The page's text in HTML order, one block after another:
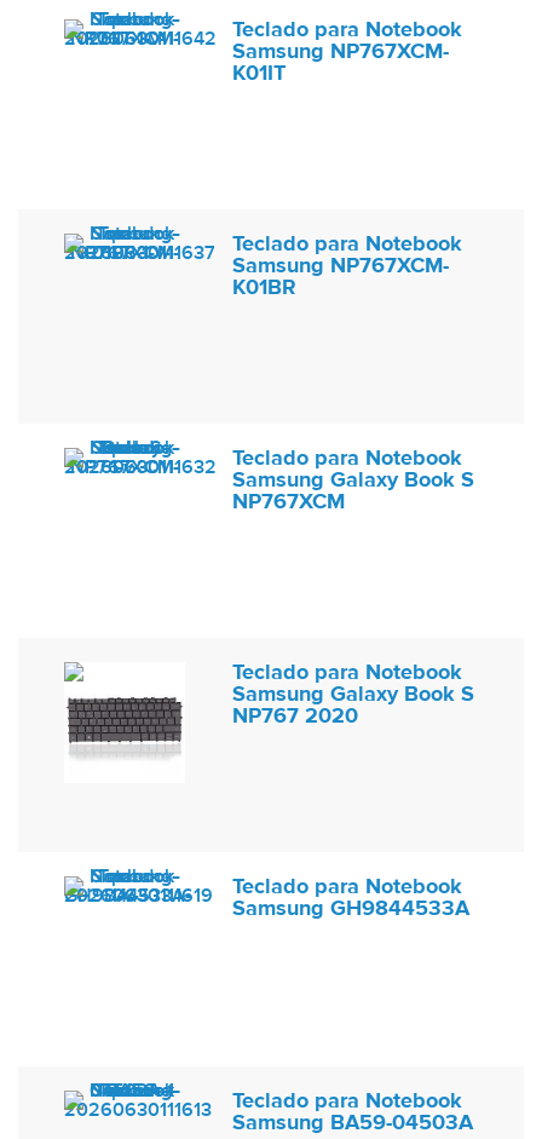
Teclado para Notebook
Samsung NP767XCM-
K01IT
Teclado para Notebook
Samsung NP767XCM-
K01BR
Teclado para Notebook
Samsung Galaxy Book S
NP767XCM
Teclado para Notebook
Samsung Galaxy Book S
NP767 2020
Teclado para Notebook
Samsung GH9844533A
Teclado para Notebook
Samsung BA59-04503A